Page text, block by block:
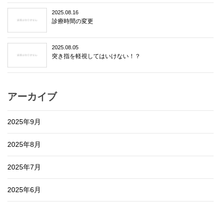
2025.08.16
診療時間の変更
2025.08.05
突き指を軽視してはいけない！？
アーカイブ
2025年9月
2025年8月
2025年7月
2025年6月